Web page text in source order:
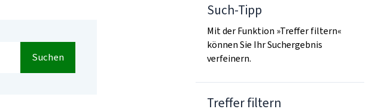
Suchen
Such-Tipp
Mit der Funktion »Treffer filtern«
können Sie Ihr Suchergebnis
verfeinern.
Treffer filtern